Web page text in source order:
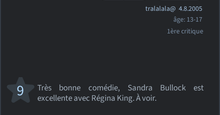
tralalala@ 4.8.2005
âge: 13-17
1ère critique
Très bonne comédie, Sandra Bullock est
excellente avec Régina King. À voir.
9